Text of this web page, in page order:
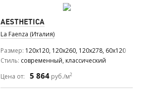
AESTHETICA
La Faenza (Италия)
Размер 120x120, 120x260, 120x278, 60x120
Стиль современный, классический
Цена от:
5 864 руб./м2